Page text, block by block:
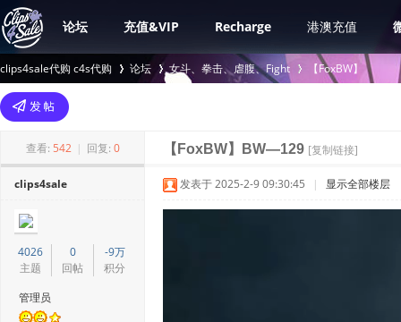
论坛 充值&VIP Recharge 港澳充值
clips4sale代购 c4s代购
>
论坛 女斗、拳击、虐腹、Fight
›
【FoxBW】
查看: 542 | 回复: 0 【FoxBW】BW—129 [复制链接]
clips4sale
4026
主题
0
回帖
-9万
积分
管理员
发表于 2025-2-9 09:30:45 | 显示全部楼层